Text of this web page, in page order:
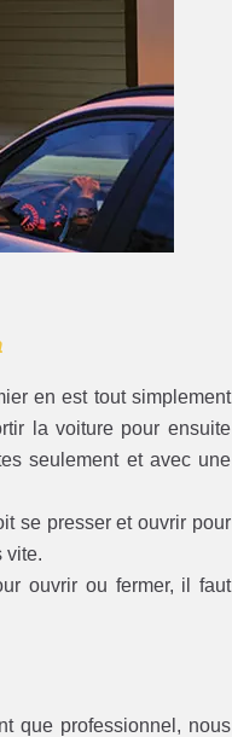
en est tout simplement
la voiture pour ensuite
seulement et avec une
se presser et ouvrir pour
vite.
ouvrir ou fermer, il faut
que professionnel, nous